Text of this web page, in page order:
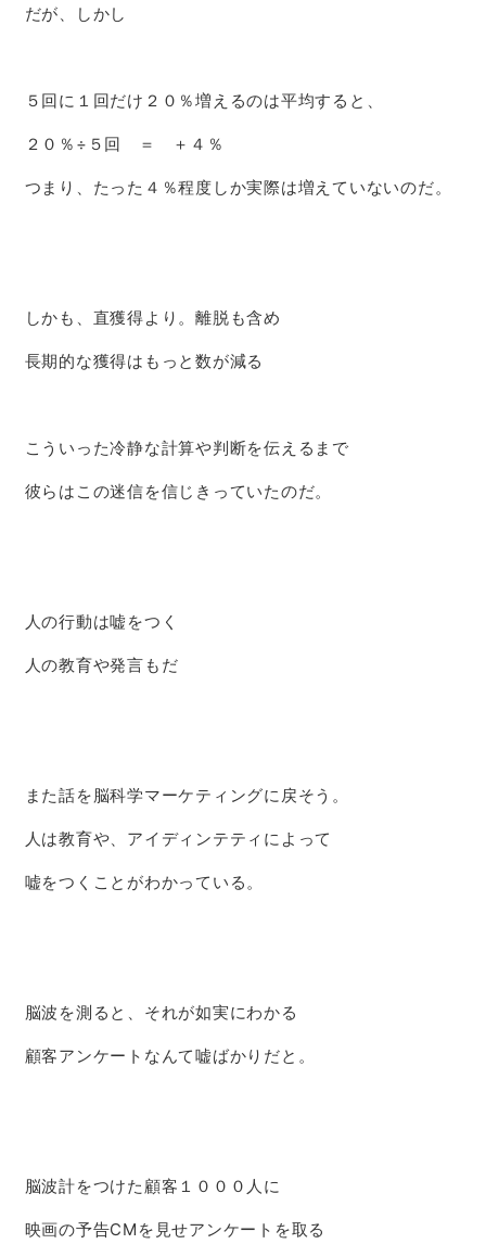
だが、しかし
５回に１回だけ２０％増えるのは平均すると、
２０％÷５回 ＝ ＋４％
つまり、たった４％程度しか実際は増えていないのだ。
しかも、直獲得より。離脱も含め
長期的な獲得はもっと数が減る
こういった冷静な計算や判断を伝えるまで
彼らはこの迷信を信じきっていたのだ。
人の行動は嘘をつく
人の教育や発言もだ
また話を脳科学マーケティングに戻そう。
人は教育や、アイディンテティによって
嘘をつくことがわかっている。
脳波を測ると、それが如実にわかる
顧客アンケートなんて嘘ばかりだと。
脳波計をつけた顧客１０００人に
映画の予告CMを見せアンケートを取る